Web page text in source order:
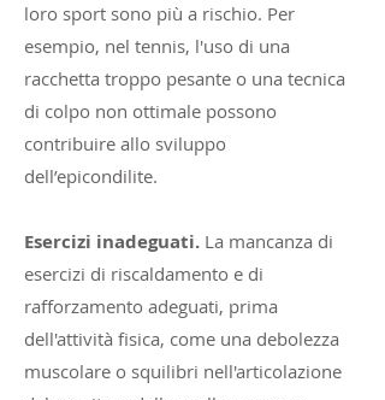
loro sport sono più a rischio. Per
esempio, nel tennis, l'uso di una
racchetta troppo pesante o una tecnica
di colpo non ottimale possono
contribuire allo sviluppo
dell’epicondilite.
Esercizi inadeguati. La mancanza di
esercizi di riscaldamento e di
rafforzamento adeguati, prima
dell'attività fisica, come una debolezza
muscolare o squilibri nell'articolazione